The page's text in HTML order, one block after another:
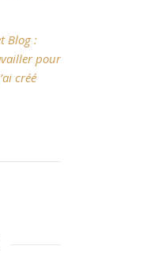
Blog :
pour
créé
sur Facebook
sur